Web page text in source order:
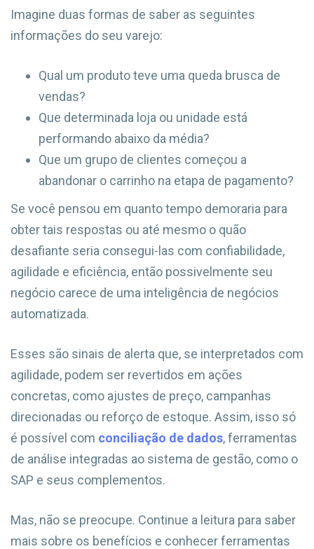
Imagine duas formas de saber as seguintes
informações do seu varejo:
Qual um produto teve uma queda brusca de
vendas?
Que determinada loja ou unidade está
performando abaixo da média?
Que um grupo de clientes começou a
abandonar o carrinho na etapa de pagamento?
Se você pensou em quanto tempo demoraria para
obter tais respostas ou até mesmo o quão
desafiante seria consegui-las com confiabilidade,
agilidade e eficiência, então possivelmente seu
negócio carece de uma inteligência de negócios
automatizada.
Esses são sinais de alerta que, se interpretados com
agilidade, podem ser revertidos em ações
concretas, como ajustes de preço, campanhas
direcionadas ou reforço de estoque. Assim, isso só
é possível com conciliação de dados, ferramentas
de análise integradas ao sistema de gestão, como o
SAP e seus complementos.
Mas, não se preocupe. Continue a leitura para saber
mais sobre os benefícios e conhecer ferramentas